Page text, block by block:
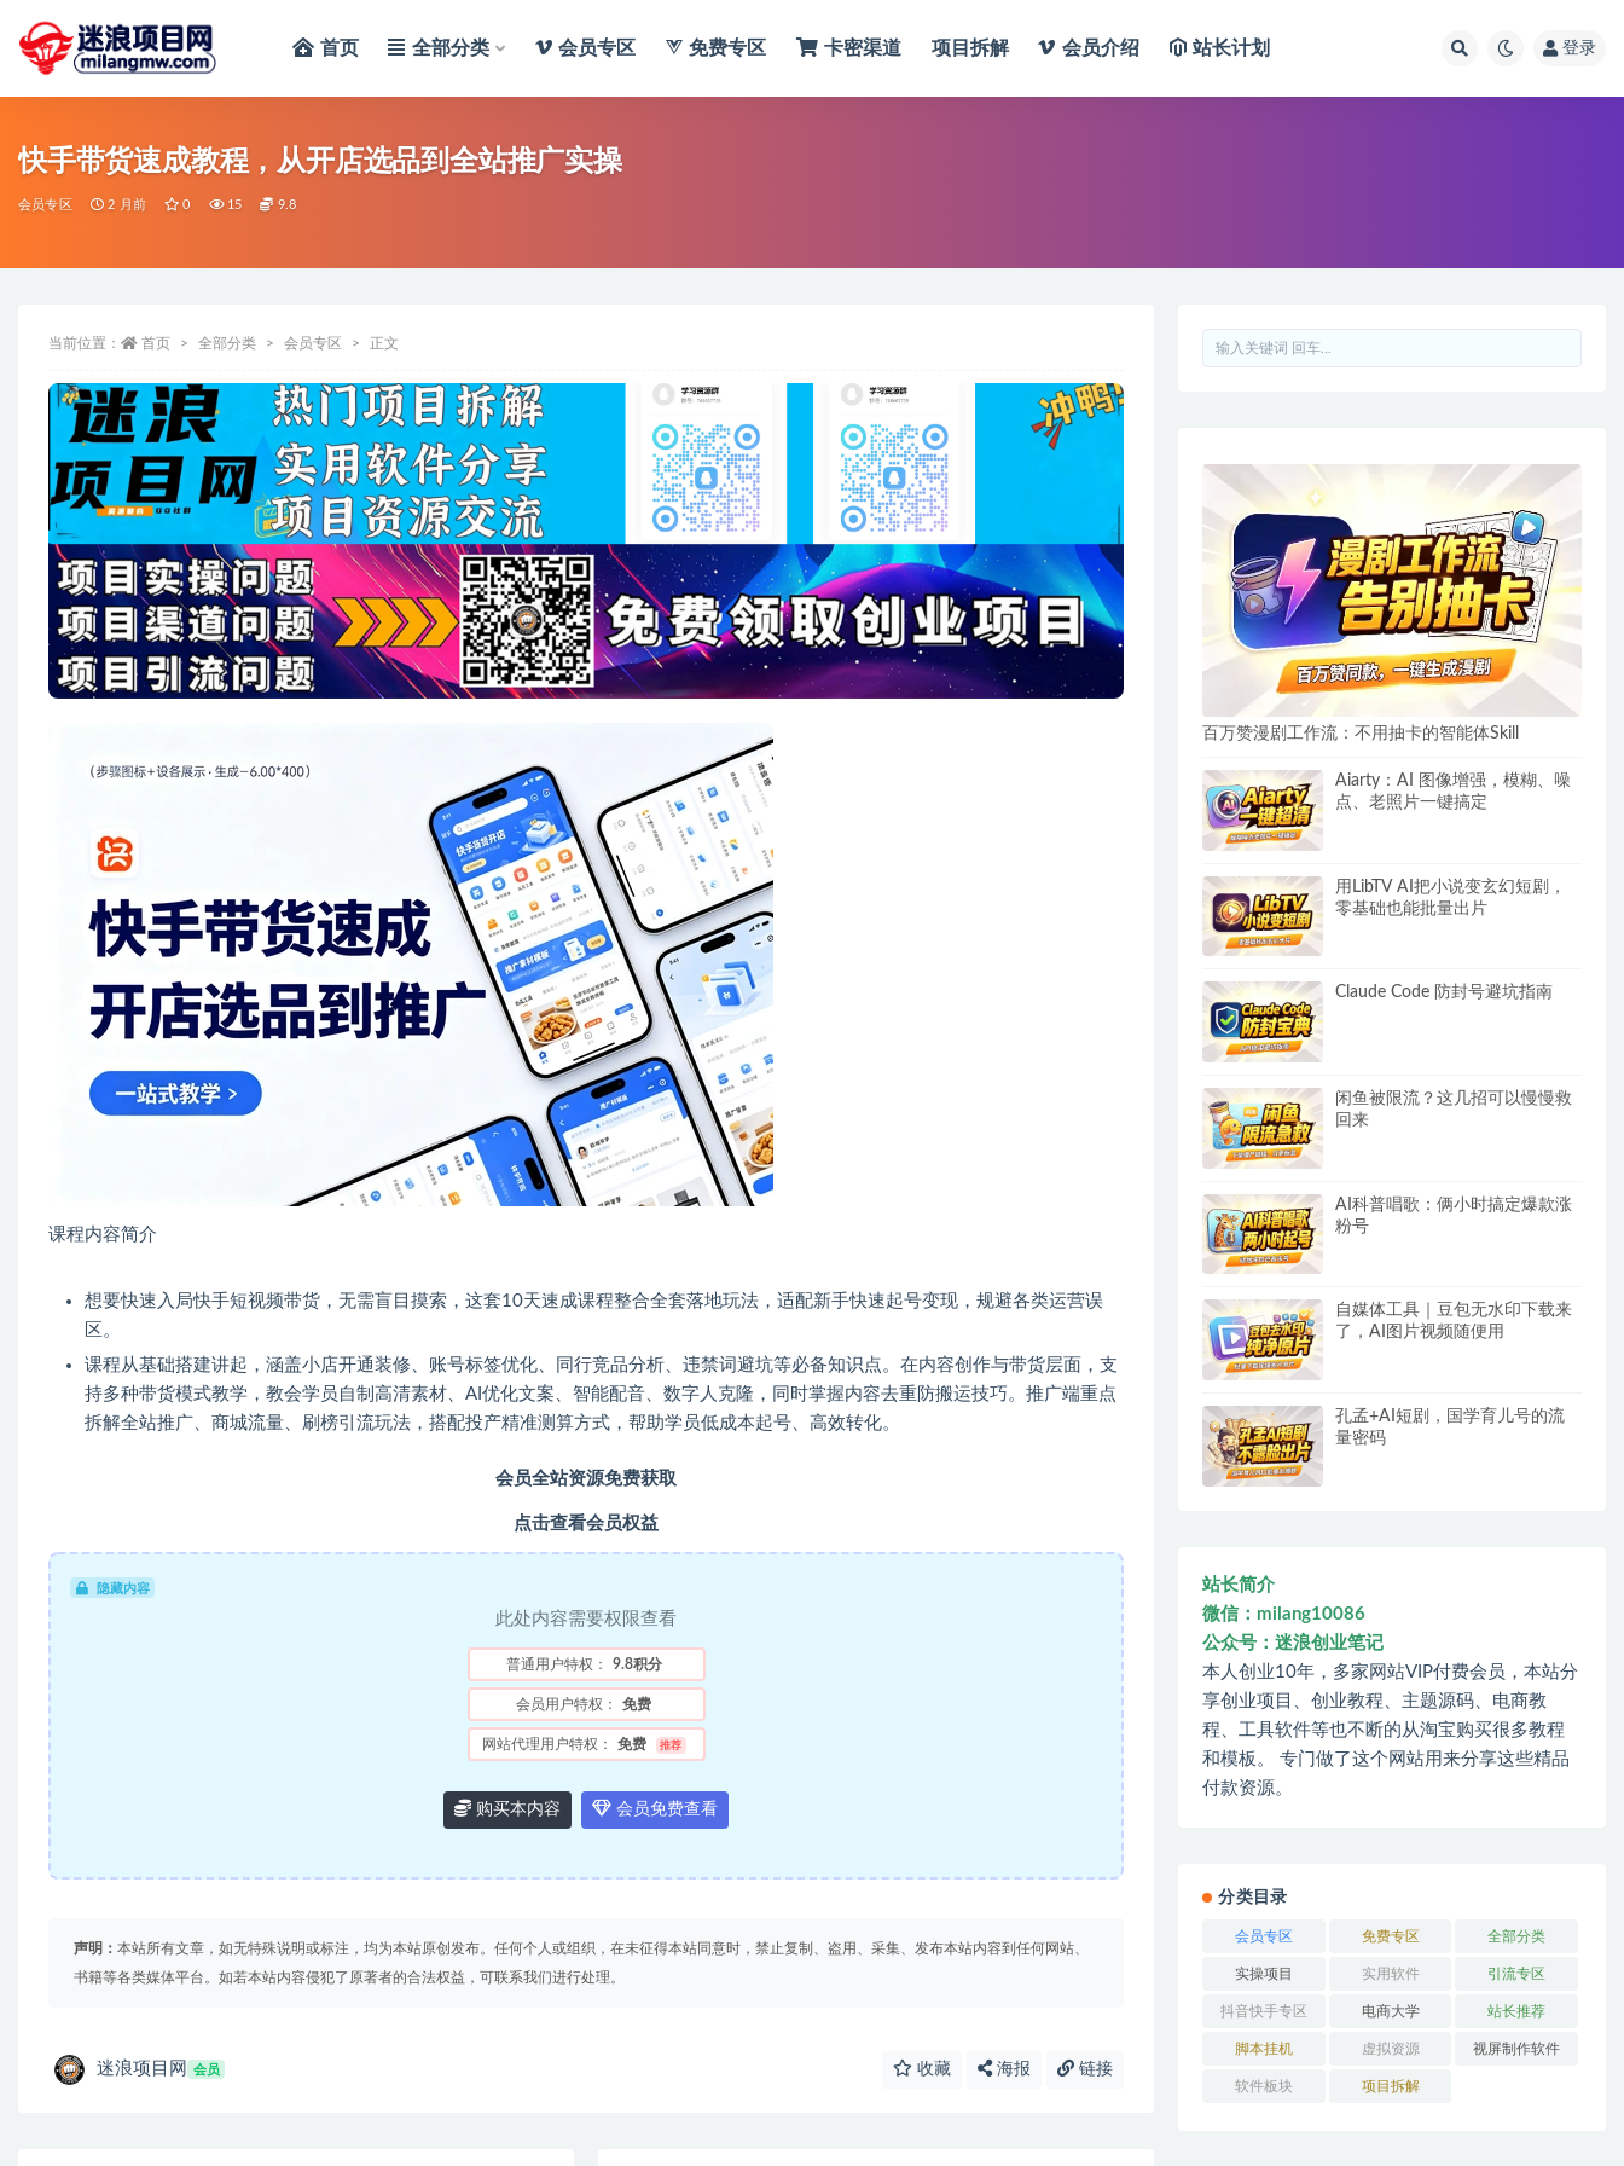
首页 全部分类 会员专区 免费专区 卡密渠道 项目拆解 会员介绍 站长计划 登录
快手带货速成教程，从开店选品到全站推广实操
会员专区 2 月前 0 15 9.8
当前位置： 首页 全部分类 会员专区 正文
课程内容简介
想要快速入局快手短视频带货，无需盲目摸索，这套10天速成课程整合全套落地玩法，适配新手快速起号变现，规避各类运营误
区。
课程从基础搭建讲起，涵盖小店开通装修、账号标签优化、同行竞品分析、违禁词避坑等必备知识点。在内容创作与带货层面，支
持多种带货模式教学，教会学员自制高清素材、AI优化文案、智能配音、数字人克隆，同时掌握内容去重防搬运技巧。推广端重点
拆解全站推广、商城流量、刷榜引流玩法，搭配投产精准测算方式，帮助学员低成本起号、高效转化。
会员全站资源免费获取
点击查看会员权益
隐藏内容
此处内容需要权限查看
普通用户特权： 9.8积分
会员用户特权： 免费
网站代理用户特权： 免费 推荐
购买本内容 会员免费查看
声明： 本站所有文章，如无特殊说明或标注，均为本站原创发布。任何个人或组织，在未征得本站同意时，禁止复制、盗用、采集、发布本站内容到任何网站、
书籍等各类媒体平台。如若本站内容侵犯了原著者的合法权益，可联系我们进行处理。
迷浪项目网 会员 收藏 海报 链接
百万赞漫剧工作流：不用抽卡的智能体Skill
Aiarty：AI 图像增强，模糊、噪
点、老照片一键搞定
用LibTV AI把小说变玄幻短剧，
零基础也能批量出片
Claude Code 防封号避坑指南
闲鱼被限流？这几招可以慢慢救
回来
AI科普唱歌：俩小时搞定爆款涨
粉号
自媒体工具｜豆包无水印下载来
了，AI图片视频随便用
孔孟+AI短剧，国学育儿号的流
量密码
站长简介
微信：milang10086
公众号：迷浪创业笔记
本人创业10年，多家网站VIP付费会员，本站分
享创业项目、创业教程、主题源码、电商教
程、工具软件等也不断的从淘宝购买很多教程
和模板。 专门做了这个网站用来分享这些精品
付款资源。
分类目录
会员专区 免费专区 全部分类
实操项目 实用软件 引流专区
抖音快手专区 电商大学 站长推荐
脚本挂机 虚拟资源 视屏制作软件
软件板块 项目拆解